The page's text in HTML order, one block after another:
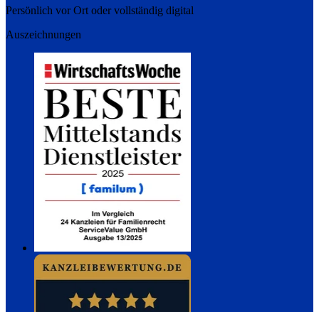
Persönlich vor Ort oder vollständig digital
Auszeichnungen